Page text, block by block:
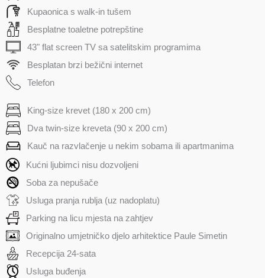
Kupaonica s walk-in tušem
Besplatne toaletne potrepštine
43" flat screen TV sa satelitskim programima
Besplatan brzi bežični internet
Telefon
King-size krevet (180 x 200 cm)
Dva twin-size kreveta (90 x 200 cm)
Kauč na razvlačenje u nekim sobama ili apartmanima
Kućni ljubimci nisu dozvoljeni
Soba za nepušače
Usluga pranja rublja (uz nadoplatu)
Parking na licu mjesta na zahtjev
Originalno umjetničko djelo arhitektice Paule Simetin
Recepcija 24-sata
Usluga buđenja